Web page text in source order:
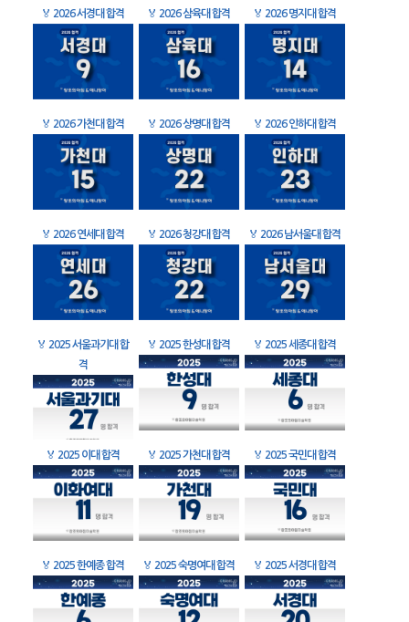
🏅 2026 서경대 합격 🏅 2026 삼육대 합격 🏅 2026 명지대 합격
🏅 2026 가천대 합격 🏅 2026 상명대 합격 🏅 2026 인하대 합격
🏅 2026 연세대 합격 🏅 2026 청강대 합격 🏅 2026 남서울대 합격
🏅 2025 서울과기대 합
격
🏅 2025 한성대 합격 🏅 2025 세종대 합격
🏅 2025 이대 합격 🏅 2025 가천대 합격 🏅 2025 국민대 합격
🏅 2025 한예종 합격 🏅 2025 숙명여대 합격 🏅 2025 서경대 합격